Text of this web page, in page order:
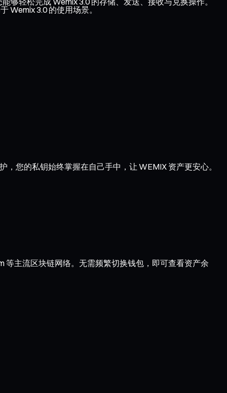
Wemix 3.0 的使用场景。
您的私钥始终掌握在自己手中，让 WEMIX 资产更安心。
等主流区块链网络。无需频繁切换钱包，即可查看资产余